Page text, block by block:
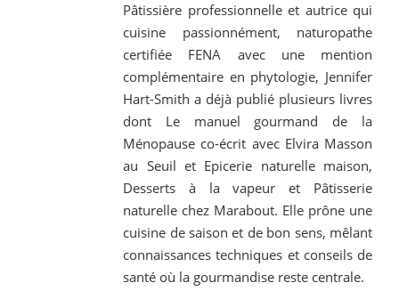
Pâtissière professionnelle et autrice qui
cuisine passionnément, naturopathe
certifiée FENA avec une mention
complémentaire en phytologie, Jennifer
Hart-Smith a déjà publié plusieurs livres
dont Le manuel gourmand de la
Ménopause co-écrit avec Elvira Masson
au Seuil et Epicerie naturelle maison,
Desserts à la vapeur et Pâtisserie
naturelle chez Marabout. Elle prône une
cuisine de saison et de bon sens, mêlant
connaissances techniques et conseils de
santé où la gourmandise reste centrale.